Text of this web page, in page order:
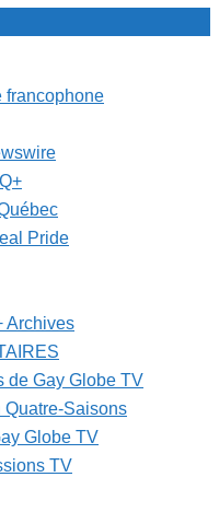
francophone
Pride
Archives
de Gay Globe TV
Saisons
Globe TV
TV